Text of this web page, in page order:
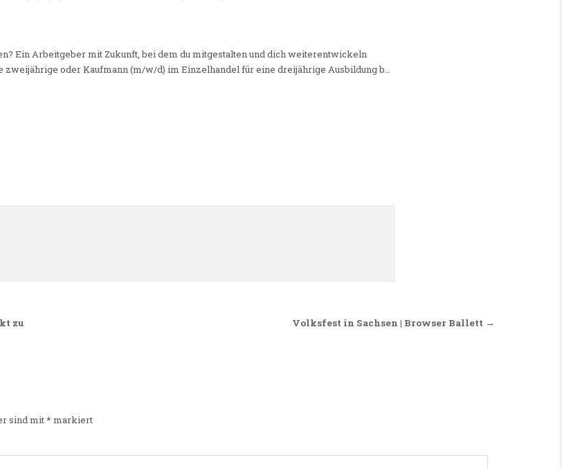
Ein Arbeitgeber mit Zukunft, bei dem du mitgestalten und dich weiterentwickeln
oder Kaufmann (m/w/d) im Einzelhandel für eine dreijährige Ausbildung b…
Volksfest in Sachsen | Browser Ballett →
zu
sind mit* markiert